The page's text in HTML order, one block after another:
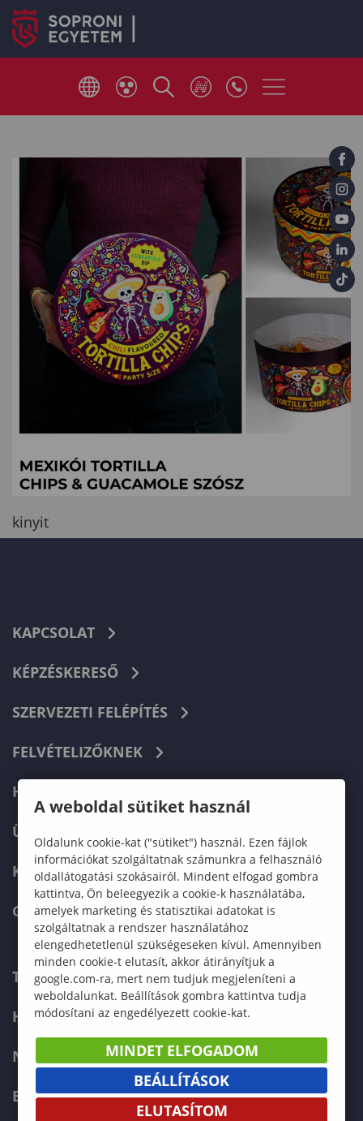
kinyit
KAPCSOLAT
KÉPZÉSKERESŐ
SZERVEZETI FELÉPÍTÉS
FELVÉTELIZŐKNEK
HALLGATÓKNAK
ÜZLETI PARTNEREKNEK
KARRIER
GREEN UNIVERSITY
TELEFONKÖNYV
HIBABEJELENTÉS
NEPTUN
E-LEARNING
A weboldal sütiket használ
Oldalunk cookie-kat ("sütiket") használ. Ezen fájlok
információkat szolgáltatnak számunkra a felhasználó
oldallátogatási szokásairól. Mindent elfogad gombra
kattintva, Ön beleegyezik a cookie-k használatába,
amelyek marketing és statisztikai adatokat is
szolgáltatnak a rendszer használatához
elengedhetetlenül szükségeseken kívül. Amennyiben
minden cookie-t elutasít, akkor átirányítjuk a
google.com-ra, mert nem tudjuk megjeleníteni a
weboldalunkat. Beállítások gombra kattintva tudja
módosítani az engedélyezett cookie-kat.
MINDET ELFOGADOM
BEÁLLÍTÁSOK
ELUTASÍTOM